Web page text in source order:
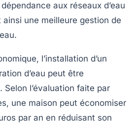
aux réseaux d’eau
une meilleure gestion de
.
l’installation d’un
d’eau peut être
Selon l’évaluation faite par
une maison peut économiser
par an en réduisant son